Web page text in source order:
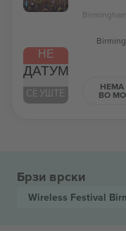
НЕ
ДАТУМ
СÈ УШТЕ
НЕМА
ВО
Брзи врски
Wireless Festival